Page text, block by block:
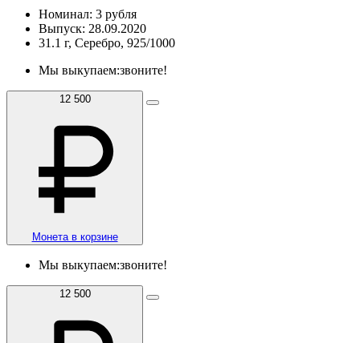
Номинал: 3 рубля
Выпуск: 28.09.2020
31.1 г, Серебро, 925/1000
Мы выкупаем:звоните!
12 500
Монета в корзине
Мы выкупаем:звоните!
12 500